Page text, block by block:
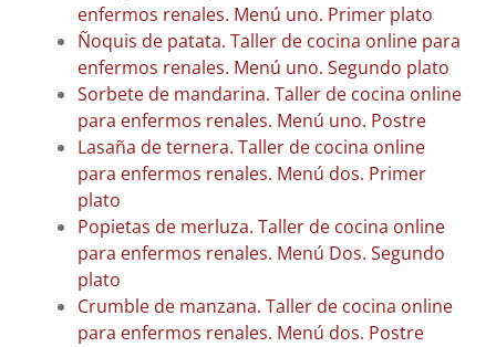
enfermos renales. Menú uno. Primer plato
Ñoquis de patata. Taller de cocina online para
enfermos renales. Menú uno. Segundo plato
Sorbete de mandarina. Taller de cocina online
para enfermos renales. Menú uno. Postre
Lasaña de ternera. Taller de cocina online
para enfermos renales. Menú dos. Primer
plato
Popietas de merluza. Taller de cocina online
para enfermos renales. Menú Dos. Segundo
plato
Crumble de manzana. Taller de cocina online
para enfermos renales. Menú dos. Postre